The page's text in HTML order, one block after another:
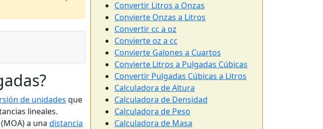
de unidades que
lineales.
a una distancia
Convertir Litros a Onzas
Convierte Onzas a Litros
Convertir cc a oz
Convierte oz a cc
Convierte Galones a Cuartos
Convierte Litros a Pulgadas Cúbicas
Convertir Pulgadas Cúbicas a Litros
Calculadora de Altura
Calculadora de Densidad
Calculadora de Peso
Calculadora de Masa